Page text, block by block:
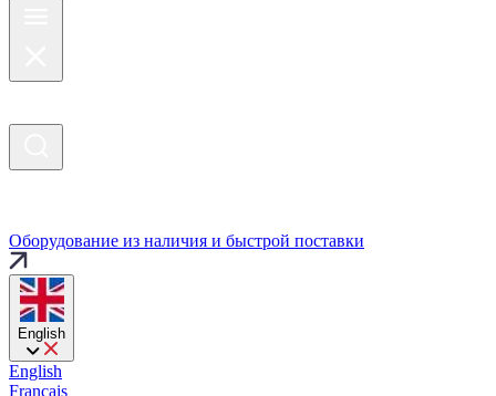
Оборудование из наличия и быстрой поставки
English
English
Français